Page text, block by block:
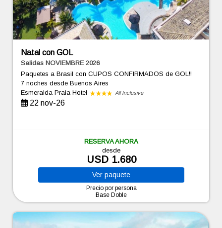
Natal con GOL
Salidas NOVIEMBRE 2026
Paquetes a Brasil con CUPOS CONFIRMADOS de GOL!!
7 nochesdesde Buenos Aires
Esmeralda Praia Hotel
All Inclusive
22 nov-26
RESERVA AHORA
desde
USD 1.680
Ver paquete
Precio por persona
Base Doble